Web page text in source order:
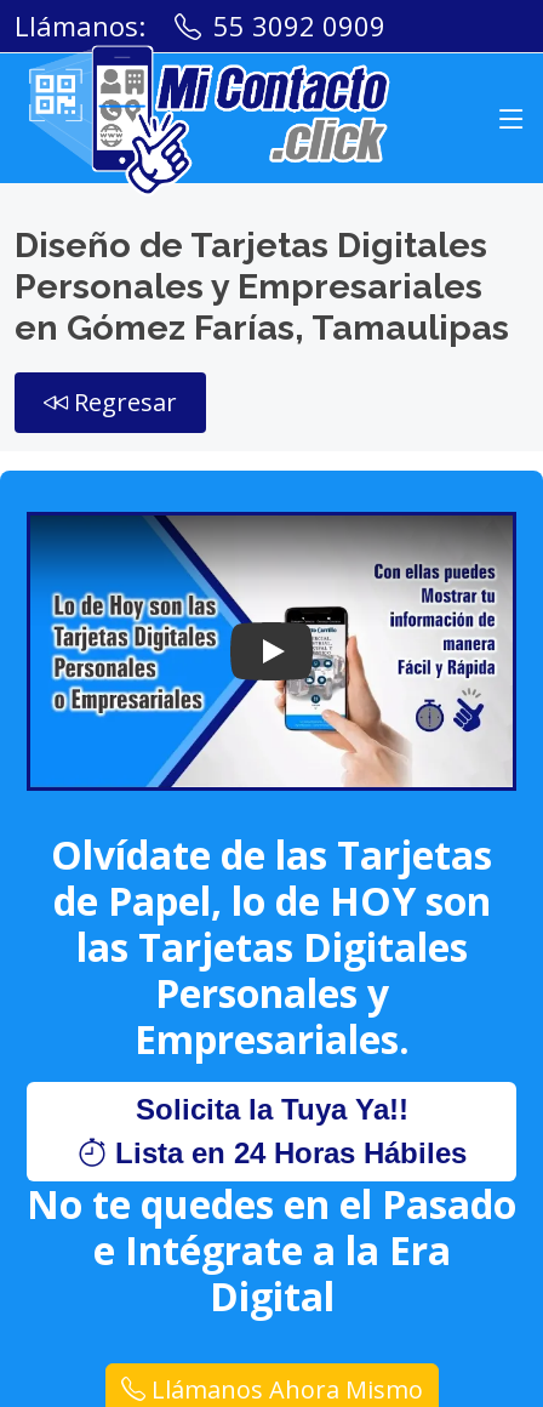
Llámanos: 55 3092 0909
Diseño de Tarjetas Digitales
Personales y Empresariales
en Gómez Farías, Tamaulipas
Regresar
Play: Keynote (Google I/O '18)
Olvídate de las Tarjetas
de Papel, lo de HOY son
las Tarjetas Digitales
Personales y
Empresariales.
Solicita la Tuya Ya!!
Lista en 24 Horas Hábiles
No te quedes en el Pasado
e Intégrate a la Era
Digital
Llámanos Ahora Mismo